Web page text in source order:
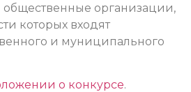
общественные организации,
которых входят
и муниципального
о конкурсе.